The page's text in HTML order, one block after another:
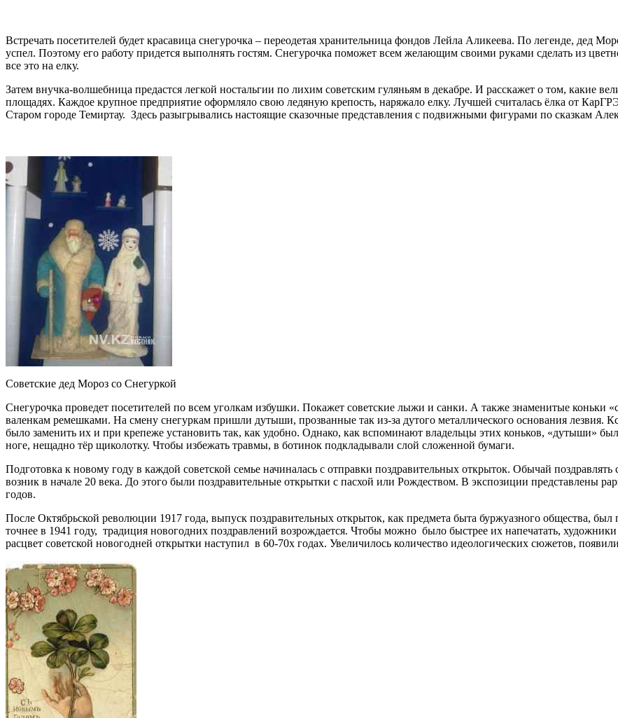
Встречать посетителей будет красавица снегурочка – переодетая хранительница фондов Лейла Аликеева. По легенде, дед
успел. Поэтому его работу придется выполнять гостям. Снегурочка поможет всем желающим своими руками сделать из
все это на елку.
Затем внучка-волшебница предастся легкой ностальгии по лихим советским гуляньям в декабре. И расскажет о том, какие
площадях. Каждое крупное предприятие оформляло свою ледяную крепость, наряжало елку. Лучшей считалась ёлка от
Старом городе Темиртау. Здесь разыгрывались настоящие сказочные представления с подвижными фигурами по сказкам
Советские дед Мороз со Снегуркой
Снегурочка проведет посетителей по всем уголкам избушки. Покажет советские лыжи и санки. А также знаменитые коньки
валенкам ремешками. На смену снегуркам пришли дутыши, прозванные так из-за дутого металлического основания лезвия.
было заменить их и при крепеже установить так, как удобно. Однако, как вспоминают владельцы этих коньков, «дутыши»
ноге, нещадно тёр щиколотку. Чтобы избежать травмы, в ботинок подкладывали слой сложенной бумаги.
Подготовка к новому году в каждой советской семье начиналась с отправки поздравительных открыток. Обычай
возник в начале 20 века. До этого были поздравительные открытки с пасхой или Рождеством. В экспозиции представлены
годов.
После Октябрьской революции 1917 года, выпуск поздравительных открыток, как предмета быта буржуазного общества,
точнее в 1941 году, традиция новогодних поздравлений возрождается. Чтобы можно было быстрее их напечатать,
расцвет советской новогодней открытки наступил в 60-70х годах. Увеличилось количество идеологических сюжетов,